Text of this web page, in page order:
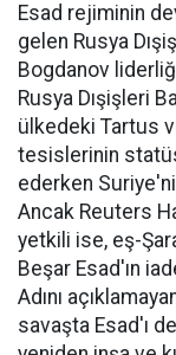
Esad rejiminin
gelen Rusya
Bogdanov
Rusya Dışişleri
ülkedeki Tartus
tesislerinin
ederken
Ancak Reuters
yetkili ise, eş-
Beşar Esad'ın
Adını
savaşta Esad'ı